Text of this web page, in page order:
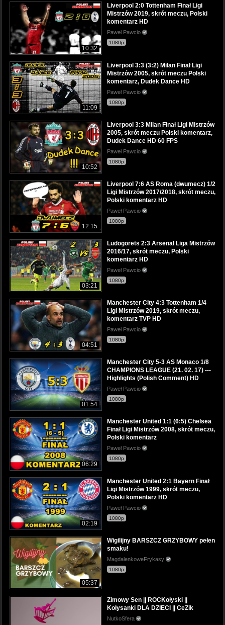
10:32
Liverpool 2:0 Tottenham Finał Ligi
Mistrzów 2019, skrót meczu, Polski
komentarz HD
Paweł Pawcio
1080p
11:09
Liverpool 3:3 (3:2) Milan Finał Ligi
Mistrzów 2005, skrót meczu Polski
komentarz, Dudek Dance HD
Paweł Pawcio
1080p
10:52
Liverpool 3:3 Milan Finał Ligi Mistrzów
2005, skrót meczu Polski komentarz,
Dudek Dance HD 60 FPS
Paweł Pawcio
1080p
12:15
Liverpool 7:6 AS Roma (dwumecz) 1/2
Ligi Mistrzów 2017/2018, skrót meczu,
Polski komentarz HD
Paweł Pawcio
1080p
03:21
Ludogorets 2:3 Arsenal Liga Mistrzów
2016/17, skrót meczu, Polski
komentarz HD
Paweł Pawcio
1080p
04:51
Manchester City 4:3 Tottenham 1/4
Ligi Mistrzów 2019, skrót meczu,
komentarz TVP HD
Paweł Pawcio
1080p
01:54
Manchester City 5-3 AS Monaco 1/8
CHAMPIONS LEAGUE (21. 02. 17) ---
Highlights (Polish Comment) HD
Paweł Pawcio
1080p
06:29
Manchester United 1:1 (6:5) Chelsea
Finał Ligi Mistrzów 2008, skrót meczu,
Polski komentarz
Paweł Pawcio
1080p
02:19
Manchester United 2:1 Bayern Finał
Ligi Mistrzów 1999, skrót meczu,
Polski komentarz HD
Paweł Pawcio
1080p
05:37
Wigilijny BARSZCZ GRZYBOWY pełen
smaku!
MagdalenkoweFrykasy
1080p
Zimowy Sen || ROCKołyski ||
Kołysanki DLA DZIECI || CeZik
NutkoSfera